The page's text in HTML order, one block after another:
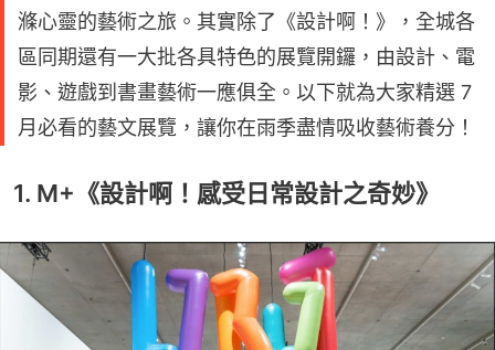
滌心靈的藝術之旅。其實除了《設計啊！》，全城各
區同期還有一大批各具特色的展覽開鑼，由設計、電
影、遊戲到書畫藝術一應俱全。以下就為大家精選 7
月必看的藝文展覽，讓你在雨季盡情吸收藝術養分！
1. M+《設計啊！感受日常設計之奇妙》